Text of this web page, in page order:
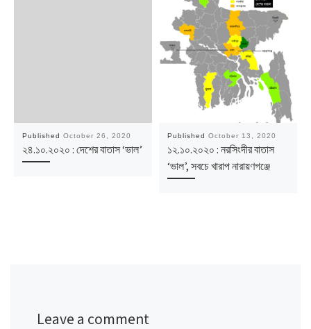
Published October 26, 2020
২৪.১০.২০২০ : দেশের বাতাস ‘ভাল’
Published October 13, 2020
১২.১০.২০২০ : নরসিংদীর বাতাস
‘ভাল’, সবচে খারাপ নারায়ণগঞ্জে
Leave a comment